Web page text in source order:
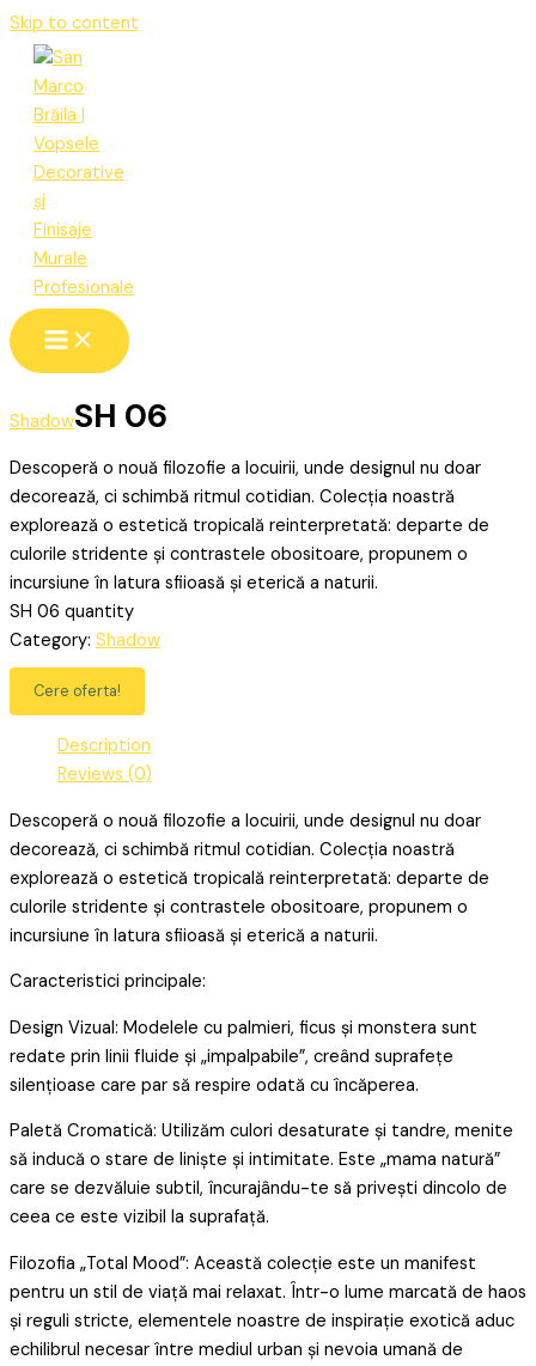
Skip to content
ShadowSH 06
Descoperă o nouă filozofie a locuirii, unde designul nu doar
decorează, ci schimbă ritmul cotidian. Colecția noastră
explorează o estetică tropicală reinterpretată: departe de
culorile stridente și contrastele obositoare, propunem o
incursiune în latura sfiioasă și eterică a naturii.
SH 06 quantity
Category: Shadow
Cere oferta!
Description
Reviews (0)
Descoperă o nouă filozofie a locuirii, unde designul nu doar
decorează, ci schimbă ritmul cotidian. Colecția noastră
explorează o estetică tropicală reinterpretată: departe de
culorile stridente și contrastele obositoare, propunem o
incursiune în latura sfiioasă și eterică a naturii.
Caracteristici principale:
Design Vizual: Modelele cu palmieri, ficus și monstera sunt
redate prin linii fluide și „impalpabile”, creând suprafețe
silențioase care par să respire odată cu încăperea.
Paletă Cromatică: Utilizăm culori desaturate și tandre, menite
să inducă o stare de liniște și intimitate. Este „mama natură”
care se dezvăluie subtil, încurajându-te să privești dincolo de
ceea ce este vizibil la suprafață.
Filozofia „Total Mood”: Această colecție este un manifest
pentru un stil de viață mai relaxat. Într-o lume marcată de haos
și reguli stricte, elementele noastre de inspirație exotică aduc
echilibrul necesar între mediul urban și nevoia umană de